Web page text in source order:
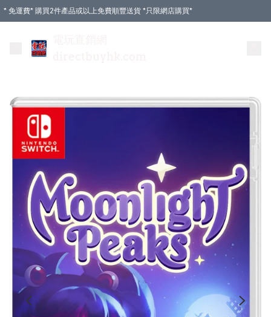
* 免運費* 購買2件產品或以上免費順豐送貨 *只限網店購買*